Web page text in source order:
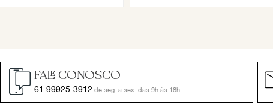
FALE CONOSCO
61 99925-3912 de seg. a sex. das 9h às 18h